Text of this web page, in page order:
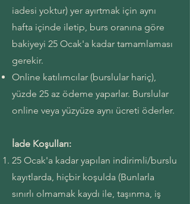
iadesi yoktur) yer ayırtmak için aynı
hafta içinde iletip, burs oranına göre
bakiyeyi 25 Ocak'a kadar tamamlaması
gerekir.
Online katılımcılar (burslular hariç),
yüzde 25 az ödeme yaparlar. Burslular
online veya yüzyüze aynı ücreti öderler.
İade Koşulları:
25 Ocak'a kadar yapılan indirimli/burslu
kayıtlarda, hiçbir koşulda (Bunlarla
sınırlı olmamak kaydı ile, taşınma, iş